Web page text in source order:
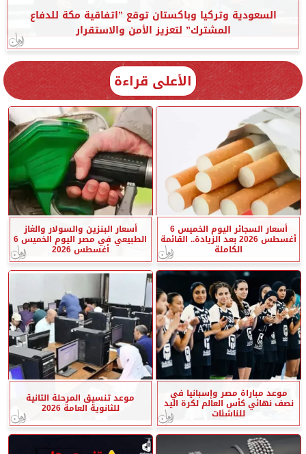
السعودية وتركيا وباكستان توقع ”اتفاقية مكة للدفاع
المشترك” لتعزيز الأمن والاستقرار
الأعلى قراءة
أسعار السجائر اليوم الخميس 6
أغسطس 2026 بعد الزيادة.. القائمة
الكاملة
أسعار البنزين والسولار والغاز
الطبيعي في مصر اليوم الخميس 6
أغسطس 2026
موعد مباراة مصر وإسبانيا في
نصف نهائي كأس العالم لكرة اليد
للناشئات
موعد تنسيق المرحلة الثانية
للثانوية العامة 2026